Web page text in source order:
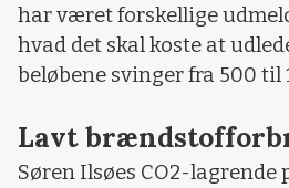
har været forskellige
hvad det skal koste at
beløbene svinger fra 500 til
Lavt
Søren Ilsøes CO2-